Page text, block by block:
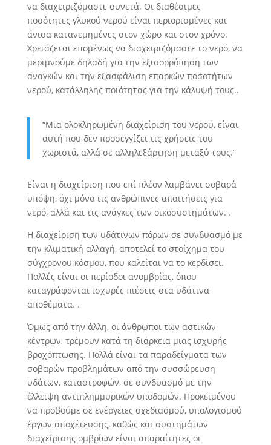
να διαχειριζόμαστε συνετά. Οι διαθέσιμες
ποσότητες γλυκού νερού είναι περιορισμένες και
άνισα κατανεμημένες στον χώρο και στον χρόνο.
Χρειάζεται επομένως να διαχειριζόμαστε το νερό, να
μεριμνούμε δηλαδή για την εξισορρόπηση των
αναγκών και την εξασφάλιση επαρκών ποσοτήτων
νερού, κατάλληλης ποιότητας για την κάλυψή τους..
“Μια ολοκληρωμένη διαχείριση του νερού, είναι
αυτή που δεν προσεγγίζει τις χρήσεις του
χωριστά, αλλά σε αλληλεξάρτηση μεταξύ τους.”
Είναι η διαχείριση που επί πλέον λαμβάνει σοβαρά
υπόψη, όχι μόνο τις ανθρώπινες απαιτήσεις για
νερό, αλλά και τις ανάγκες των οικοσυστημάτων. .
Η διαχείριση των υδάτινων πόρων σε συνδυασμό με
την κλιματική αλλαγή, αποτελεί το στοίχημα του
σύγχρονου κόσμου, που καλείται να το κερδίσει.
Πολλές είναι οι περίοδοι ανομβρίας, όπου
καταγράφονται ισχυρές πιέσεις στα υδάτινα
αποθέματα. .
Όμως από την άλλη, οι άνθρωποι των αστικών
κέντρων, τρέμουν κατά τη διάρκεια μιας ισχυρής
βροχόπτωσης. Πολλά είναι τα παραδείγματα των
σοβαρών προβλημάτων από την συσσώρευση
υδάτων, καταστροφών, σε συνδυασμό με την
έλλειψη αντιπλημμυρικών υποδομών. Προκειμένου
να προβούμε σε ενέργειες σχεδιασμού, υπολογισμού
έργων αποχέτευσης, καθώς και συστημάτων
διαχείρισης ομβρίων είναι απαραίτητες οι